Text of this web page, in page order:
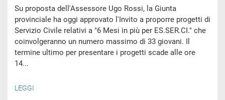
Su proposta dell'Assessore Ugo Rossi, la Giunta
provinciale ha oggi approvato l'Invito a proporre progetti di
Servizio Civile relativi a "6 Mesi in più per ES.SER.CI." che
coinvolgeranno un numero massimo di 33 giovani. Il
termine ultimo per presentare i progetti scade alle ore
14...
LEGGI